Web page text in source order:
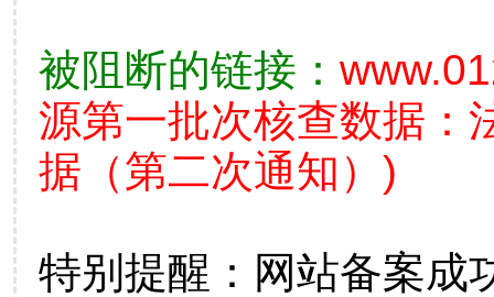
被阻断的链接：
源第一批次核查数据：
据（第二次通知）)
特别提醒：网站备案成